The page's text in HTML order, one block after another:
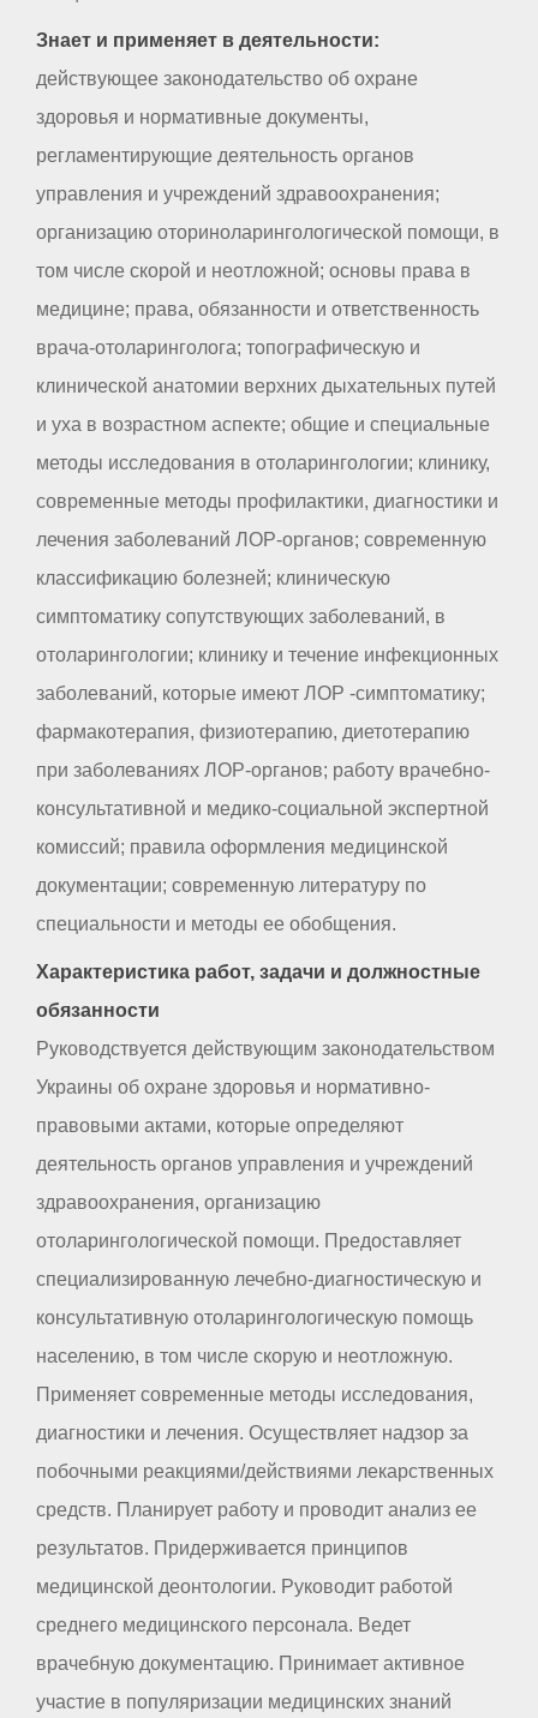
Знает и применяет в деятельности:
действующее законодательство об охране
здоровья и нормативные документы,
регламентирующие деятельность органов
управления и учреждений здравоохранения;
организацию оториноларингологической помощи, в
том числе скорой и неотложной; основы права в
медицине; права, обязанности и ответственность
врача-отоларинголога; топографическую и
клинической анатомии верхних дыхательных путей
и уха в возрастном аспекте; общие и специальные
методы исследования в отоларингологии; клинику,
современные методы профилактики, диагностики и
лечения заболеваний ЛОР-органов; современную
классификацию болезней; клиническую
симптоматику сопутствующих заболеваний, в
отоларингологии; клинику и течение инфекционных
заболеваний, которые имеют ЛОР -симптоматику;
фармакотерапия, физиотерапию, диетотерапию
при заболеваниях ЛОР-органов; работу врачебно-
консультативной и медико-социальной экспертной
комиссий; правила оформления медицинской
документации; современную литературу по
специальности и методы ее обобщения.
Характеристика работ, задачи и должностные
обязанности
Руководствуется действующим законодательством
Украины об охране здоровья и нормативно-
правовыми актами, которые определяют
деятельность органов управления и учреждений
здравоохранения, организацию
отоларингологической помощи. Предоставляет
специализированную лечебно-диагностическую и
консультативную отоларингологическую помощь
населению, в том числе скорую и неотложную.
Применяет современные методы исследования,
диагностики и лечения. Осуществляет надзор за
побочными реакциями/действиями лекарственных
средств. Планирует работу и проводит анализ ее
результатов. Придерживается принципов
медицинской деонтологии. Руководит работой
среднего медицинского персонала. Ведет
врачебную документацию. Принимает активное
участие в популяризации медицинских знаний